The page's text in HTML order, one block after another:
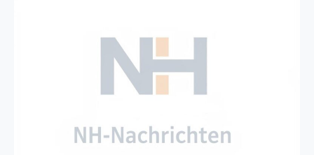
unterdurchschnittlich